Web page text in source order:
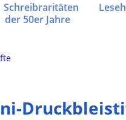
Schreibraritäten
der 50er Jahre